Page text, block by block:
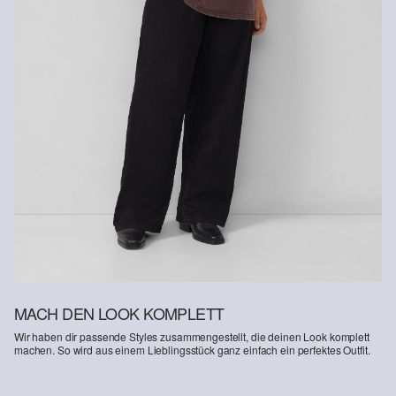
MACH DEN LOOK KOMPLETT
Wir haben dir passende Styles zusammengestellt, die deinen Look komplett
machen. So wird aus einem Lieblingsstück ganz einfach ein perfektes Outfit.